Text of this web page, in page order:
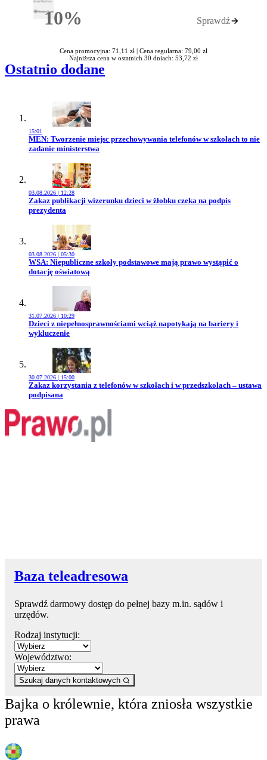
10%Rabatu Sprawdź
Cena promocyjna: 71,11 zł | Cena regularna: 79,00 zł
Najniższa cena w ostatnich 30 dniach: 53,72 zł
Ostatnio dodane
15:01
Przejdź do artykułu:
MEN: Tworzenie miejsc przechowywania telefonów w szkołach to nie
zadanie ministerstwa
03.08.2026 | 12:28
Przejdź do artykułu:
Zakaz publikacji wizerunku dzieci w żłobku czeka na podpis
prezydenta
03.08.2026 | 05:30
Przejdź do artykułu:
WSA: Niepubliczne szkoły podstawowe mają prawo wystąpić o
dotację oświatową
31.07.2026 | 10:29
Przejdź do artykułu:
Dzieci z niepełnosprawnościami wciąż napotykają na bariery i
wykluczenie
30.07.2026 | 15:00
Przejdź do artykułu:
Zakaz korzystania z telefonów w szkołach i w przedszkolach – ustawa
podpisana
Baza teleadresowa
Sprawdź darmowy dostęp do pełnej bazy m.in. sądów i
urzędów.
Rodzaj instytucji:
Województwo:
Szukaj danych kontaktowych
Bajka o królewnie, która zniosła wszystkie
prawa